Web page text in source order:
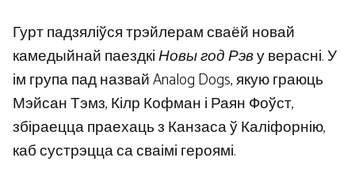
Гурт падзяліўся трэйлерам сваёй новай
камедыйнай паездкіНовы год Рэву верасні. У
ім група пад назвай Analog Dogs, якую граюць
Мэйсан Тэмз, Кілр Кофман і Раян Фоўст,
збіраецца праехаць з Канзаса ў Каліфорнію,
каб сустрэцца са сваімі героямі.